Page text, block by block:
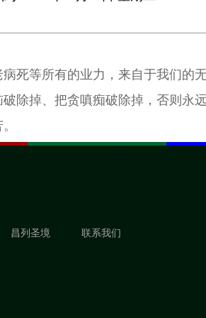
死等所有的业力，来自于我们的
除掉、把贪嗔痴破除掉，否则永
昌列圣境 联系我们